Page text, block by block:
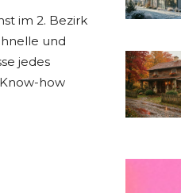
im 2. Bezirk
und
jedes
how